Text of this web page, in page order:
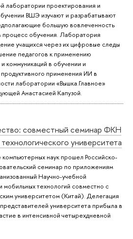
лаборатории проектирования и
ВШЭ изучают и разрабатывают
большую вовлеченность
процесс обучения. Лаборатория
учащихся через их цифровые следы
педагогов к применению
коммуникаций в обучении и
применения ИИ в
лаборатории «Вышка.Главное»
Анастасией Капузой.
совместный семинар ФКН
университета
компьютерных наук прошел Российско-
семинар по приложениям
Научно-учебной
технологий совместно с
университетом (Китай). Делегация
университета прибыла в
в интенсивной четырехдневной